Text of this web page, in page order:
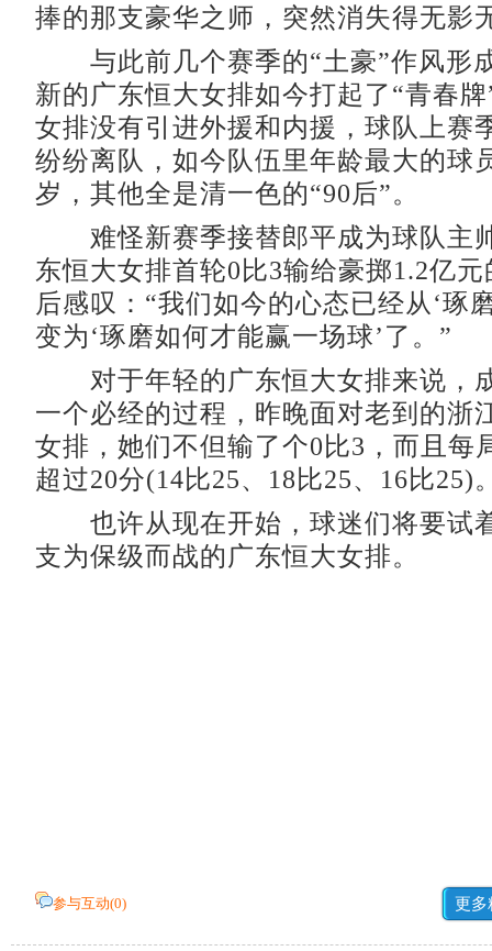
捧的那支豪华之师，突然消失得无影
与此前几个赛季的“土豪”作风形
新的广东恒大女排如今打起了“青春
女排没有引进外援和内援，球队上赛
纷纷离队，如今队伍里年龄最大的球
岁，其他全是清一色的“90后”。
难怪新赛季接替郎平成为球队主
东恒大女排首轮0比3输给豪掷1.2亿
后感叹：“我们如今的心态已经从‘琢
变为‘琢磨如何才能赢一场球’了。”
对于年轻的广东恒大女排来说，
一个必经的过程，昨晚面对老到的浙
女排，她们不但输了个0比3，而且每
超过20分(14比25、18比25、16比25)
也许从现在开始，球迷们将要试
支为保级而战的广东恒大女排。
参与互动(0) 更多